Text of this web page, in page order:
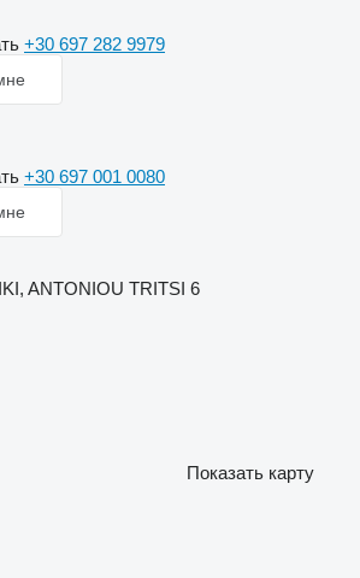
+30 697 282 9979
+30 697 001 0080
ANTONIOU TRITSI 6
Показать карту